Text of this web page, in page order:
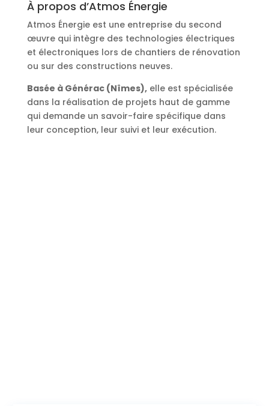
À propos d’Atmos Énergie
Atmos Énergie est une entreprise du second
œuvre qui intègre des technologies électriques
et électroniques lors de chantiers de rénovation
ou sur des constructions neuves.
Basée à Générac (Nîmes),elle est spécialisée
dans la réalisation de projets haut de gamme
qui demande un savoir-faire spécifique dans
leur conception, leur suivi et leur exécution.